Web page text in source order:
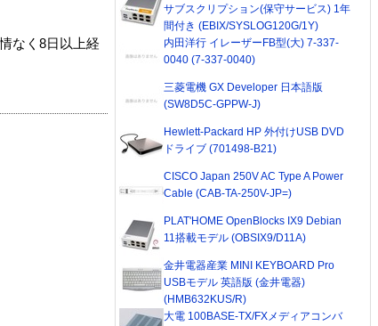
なく8日以上経
サブスクリプション(保守サービス) 1年
間付き (EBIX/SYSLOG120G/1Y)
内田洋行 イレーザーFB型(大) 7-337-
0040 (7-337-0040)
三菱電機 GX Developer 日本語版
(SW8D5C-GPPW-J)
Hewlett-Packard HP 外付けUSB DVD
ドライブ (701498-B21)
CISCO Japan 250V AC Type A Power
Cable (CAB-TA-250V-JP=)
PLAT'HOME OpenBlocks IX9 Debian
11搭載モデル (OBSIX9/D11A)
金井電器産業 MINI KEYBOARD Pro
USBモデル 英語版 (金井電器)
(HMB632KUS/R)
大電 100BASE-TX/FXメディアコンバ